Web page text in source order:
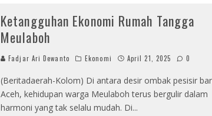
Ketangguhan Ekonomi Rumah Tangga
Meulaboh
Fadjar Ari Dewanto Ekonomi April 21, 2025 0
(Beritadaerah-Kolom) Di antara desir ombak pesisir
Aceh, kehidupan warga Meulaboh terus bergulir dalam
harmoni yang tak selalu mudah. Di...